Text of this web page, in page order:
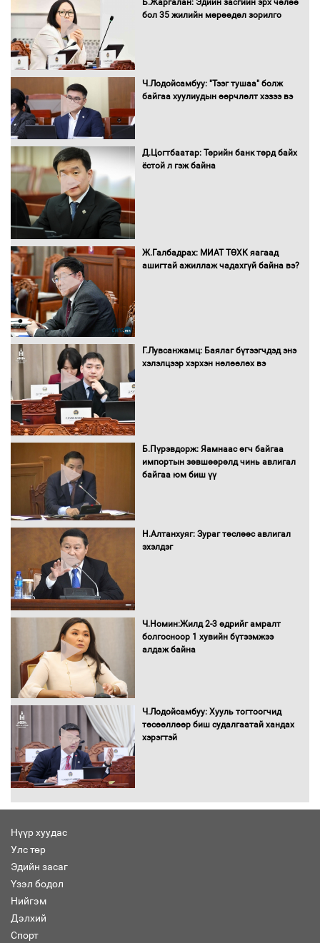
борлуулалтыг нээлттэй ил тод
Монгол Улс “COP17”-д “Тал хээрийн
төлөвлөгөө”-гөө танилцуулна
16 төрлийн эмийг нэг эх үүсвэрээс
Бүх шатанд хэмнэлтийн горимд
шилжиж, найр наадам, зөвлөгөөн,
орчныг бүрдүүллээ
баримт
бол 35 жилийн мөрөөдөл зорилго
Ч.Лодойсамбуу: "Тээг тушаа" болж
байгаа хуулиудын өөрчлөлт хэзээ вэ
Д.Цогтбаатар: Төрийн банк төрд байх
ёстой л гэж байна
Ж.Галбадрах: МИАТ ТӨХК яагаад
ашигтай ажиллаж чадахгүй байна вэ?
Г.Лувсанжамц: Баялаг бүтээгчдэд энэ
хэлэлцээр хэрхэн нөлөөлөх вэ
Б.Пүрэвдорж: Яамнаас өгч байгаа
импортын зөвшөөрөлд чинь авлигал
байгаа юм биш үү
Н.Алтанхуяг: Зураг төслөөс авлигал
эхэлдэг
Ч.Номин:Жилд 2-3 өдрийг амралт
болгосноор 1 хувийн бүтээмжээ
алдаж байна
Ч.Лодойсамбуу: Хууль тогтоогчид
төсөөллөөр биш судалгаатай хандах
хэрэгтэй
Нүүр хуудас
Улс төр
Эдийн засаг
Үзэл бодол
Нийгэм
Дэлхий
Спорт